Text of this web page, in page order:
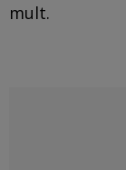
mult.